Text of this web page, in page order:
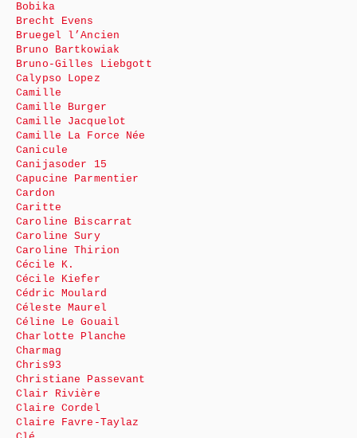
Bobika
Brecht Evens
Bruegel l’Ancien
Bruno Bartkowiak
Bruno-Gilles Liebgott
Calypso Lopez
Camille
Camille Burger
Camille Jacquelot
Camille La Force Née
Canicule
Canijasoder 15
Capucine Parmentier
Cardon
Caritte
Caroline Biscarrat
Caroline Sury
Caroline Thirion
Cécile K.
Cécile Kiefer
Cédric Moulard
Céleste Maurel
Céline Le Gouail
Charlotte Planche
Charmag
Chris93
Christiane Passevant
Clair Rivière
Claire Cordel
Claire Favre-Taylaz